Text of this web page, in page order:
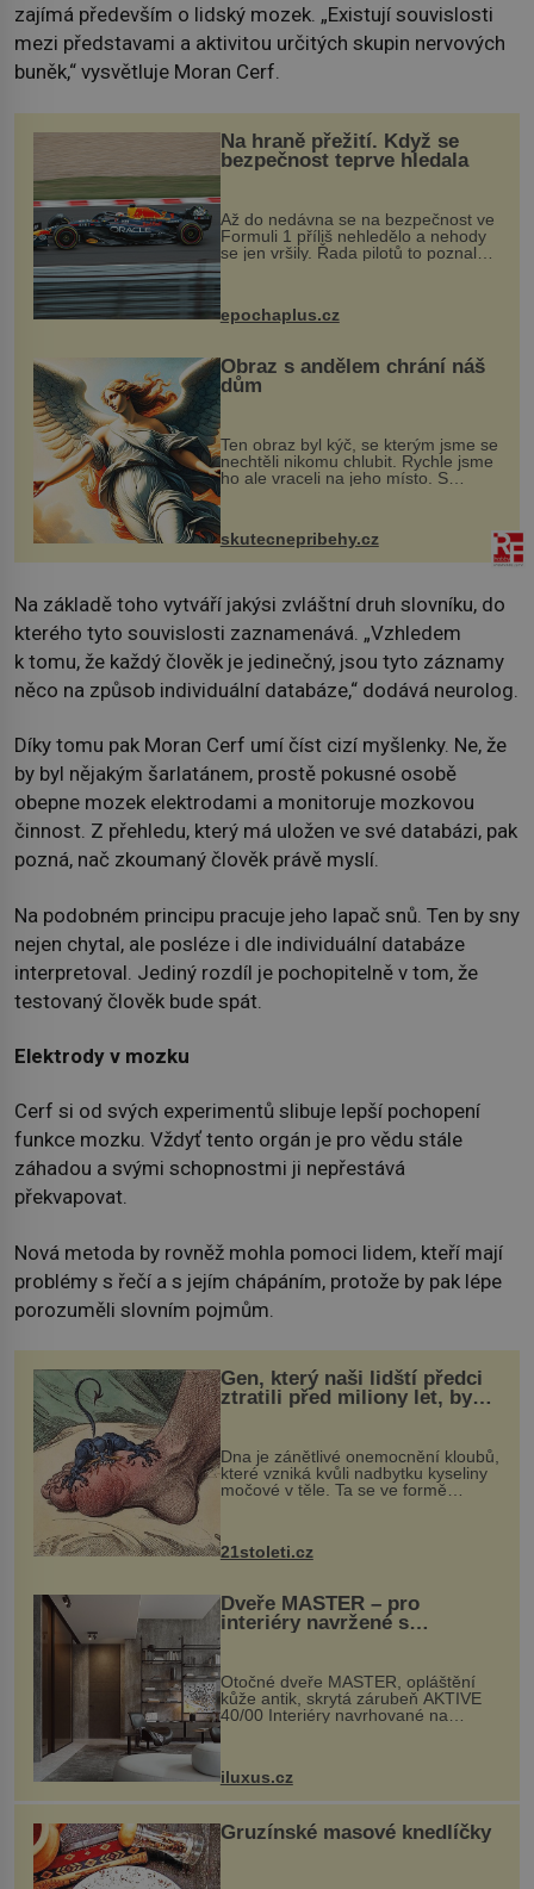
zajímá především o lidský mozek. „Existují souvislosti
mezi představami a aktivitou určitých skupin nervových
buněk,“ vysvětluje Moran Cerf.
Na hraně přežití. Když se
bezpečnost teprve hledala
Až do nedávna se na bezpečnost ve
Formuli 1 příliš nehledělo a nehody
se jen vršily. Řada pilotů to poznala
na vlastní kůži, často s trvalými
následky nebo bohužel i ztrátou
života. Dnes nepochopiteln...
epochaplus.cz
Obraz s andělem chrání náš
dům
Ten obraz byl kýč, se kterým jsme se
nechtěli nikomu chlubit. Rychle jsme
ho ale vraceli na jeho místo. S
manželem Vaškem jsme si pořídili
chaloupku, takový domek na severu
Čech, kde jsme si naplánova...
skutecnepribehy.cz
Na základě toho vytváří jakýsi zvláštní druh slovníku, do
kterého tyto souvislosti zaznamenává. „Vzhledem
k tomu, že každý člověk je jedinečný, jsou tyto záznamy
něco na způsob individuální databáze,“ dodává neurolog.
Díky tomu pak Moran Cerf umí číst cizí myšlenky. Ne, že
by byl nějakým šarlatánem, prostě pokusné osobě
obepne mozek elektrodami a monitoruje mozkovou
činnost. Z přehledu, který má uložen ve své databázi, pak
pozná, nač zkoumaný člověk právě myslí.
Na podobném principu pracuje jeho lapač snů. Ten by sny
nejen chytal, ale posléze i dle individuální databáze
interpretoval. Jediný rozdíl je pochopitelně v tom, že
testovaný člověk bude spát.
Elektrody v mozku
Cerf si od svých experimentů slibuje lepší pochopení
funkce mozku. Vždyť tento orgán je pro vědu stále
záhadou a svými schopnostmi ji nepřestává
překvapovat.
Nová metoda by rovněž mohla pomoci lidem, kteří mají
problémy s řečí a s jejím chápáním, protože by pak lépe
porozuměli slovním pojmům.
Gen, který naši lidští předci
ztratili před miliony let, by
mohl pomoci s léčbou
„nemoci králů“
Dna je zánětlivé onemocnění kloubů,
které vzniká kvůli nadbytku kyseliny
močové v těle. Ta se ve formě
nohou, a způsobuje bole...
21stoleti.cz
Dveře MASTER – pro
interiéry navržené s
rozumem i vášní!
Otočné dveře MASTER, opláštění
kůže antik, skrytá zárubeň AKTIVE
40/00 Interiéry navrhované na
zakázku často vyžadují atypické
rozměry nejen nábytku, ale i
dnes umož...
iluxus.cz
Gruzínské masové knedlíčky